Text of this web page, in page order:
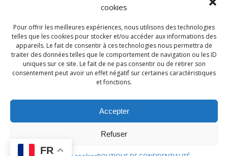
cookies
Pour offrir les meilleures expériences, nous utilisons des technologies
telles que les cookies pour stocker et/ou accéder aux informations des
appareils. Le fait de consentir à ces technologies nous permettra de
traiter des données telles que le comportement de navigation ou les ID
uniques sur ce site. Le fait de ne pas consentir ou de retirer son
consentement peut avoir un effet négatif sur certaines caractéristiques
et fonctions.
Accepter
Refuser
Studio7700@live.be
FR